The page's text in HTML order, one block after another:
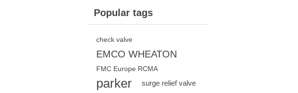
Popular tags
check valve
EMCO WHEATON
FMC Europe RCMA
parker
surge relief valve